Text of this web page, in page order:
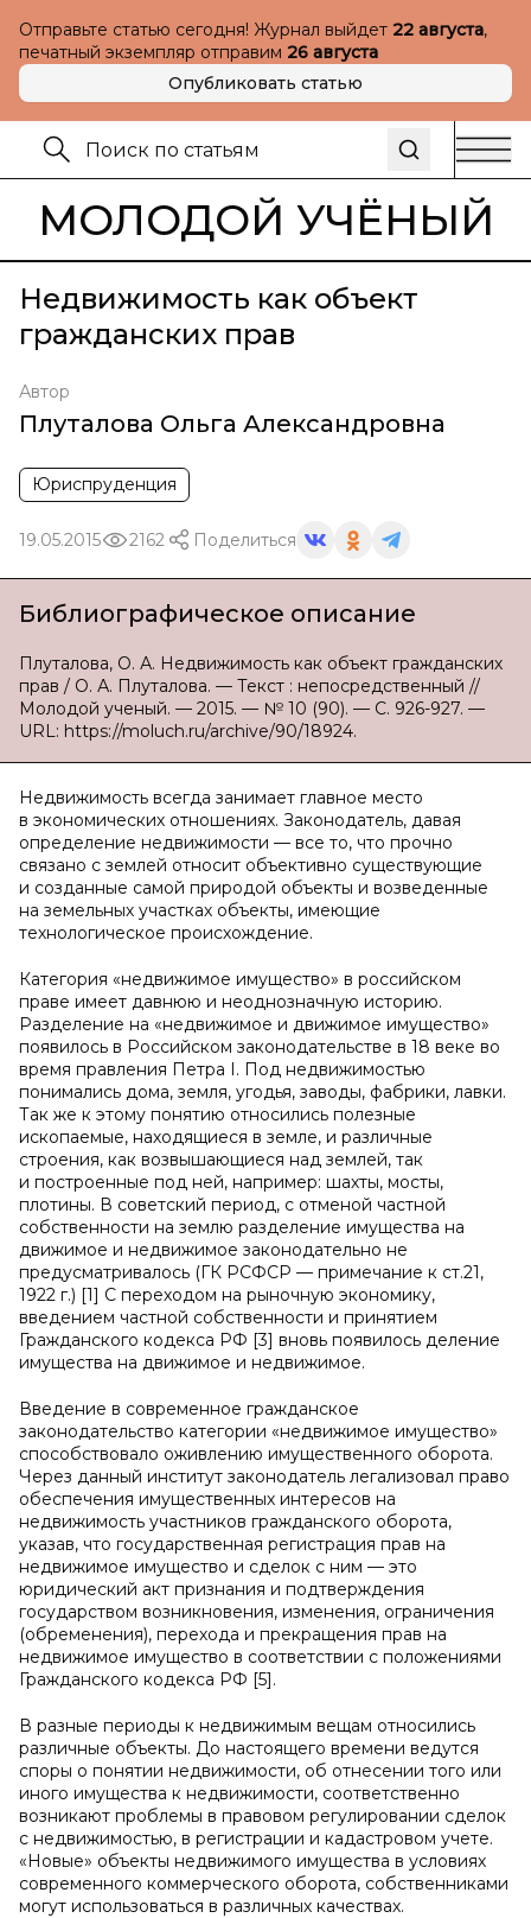
Отправьте статью сегодня! Журнал выйдет 22 августа,
печатный экземпляр отправим 26 августа
Опубликовать статью
МОЛОДОЙ УЧЁНЫЙ
Недвижимость как объект
гражданских прав
Автор
Плуталова Ольга Александровна
Юриспруденция
19.05.2015 2162 Поделиться
Библиографическое описание
Плуталова, О. А. Недвижимость как объект гражданских
прав / О. А. Плуталова. — Текст : непосредственный //
Молодой ученый. — 2015. — № 10 (90). — С. 926-927. —
URL: https://moluch.ru/archive/90/18924.
Недвижимость всегда занимает главное место
в экономических отношениях. Законодатель, давая
определение недвижимости — все то, что прочно
связано с землей относит объективно существующие
и созданные самой природой объекты и возведенные
на земельных участках объекты, имеющие
технологическое происхождение.
Категория «недвижимое имущество» в российском
праве имеет давнюю и неоднозначную историю.
Разделение на «недвижимое и движимое имущество»
появилось в Российском законодательстве в 18 веке во
время правления Петра I. Под недвижимостью
понимались дома, земля, угодья, заводы, фабрики, лавки.
Так же к этому понятию относились полезные
ископаемые, находящиеся в земле, и различные
строения, как возвышающиеся над землей, так
и построенные под ней, например: шахты, мосты,
плотины. В советский период, с отменой частной
собственности на землю разделение имущества на
движимое и недвижимое законодательно не
предусматривалось (ГК РСФСР — примечание к ст.21,
1922 г.) [1] С переходом на рыночную экономику,
введением частной собственности и принятием
Гражданского кодекса РФ [3] вновь появилось деление
имущества на движимое и недвижимое.
Введение в современное гражданское
законодательство категории «недвижимое имущество»
способствовало оживлению имущественного оборота.
Через данный институт законодатель легализовал право
обеспечения имущественных интересов на
недвижимость участников гражданского оборота,
указав, что государственная регистрация прав на
недвижимое имущество и сделок с ним — это
юридический акт признания и подтверждения
государством возникновения, изменения, ограничения
(обременения), перехода и прекращения прав на
недвижимое имущество в соответствии с положениями
Гражданского кодекса РФ [5].
В разные периоды к недвижимым вещам относились
различные объекты. До настоящего времени ведутся
споры о понятии недвижимости, об отнесении того или
иного имущества к недвижимости, соответственно
возникают проблемы в правовом регулировании сделок
с недвижимостью, в регистрации и кадастровом учете.
«Новые» объекты недвижимого имущества в условиях
современного коммерческого оборота, собственниками
могут использоваться в различных качествах.